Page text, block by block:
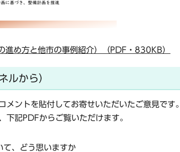
進め方と他市の事例紹介）（PDF・830KB）
ルから）
メントを貼付してお寄せいただいたご意見です。
記PDFからご覧いただけます。
て、どう思いますか